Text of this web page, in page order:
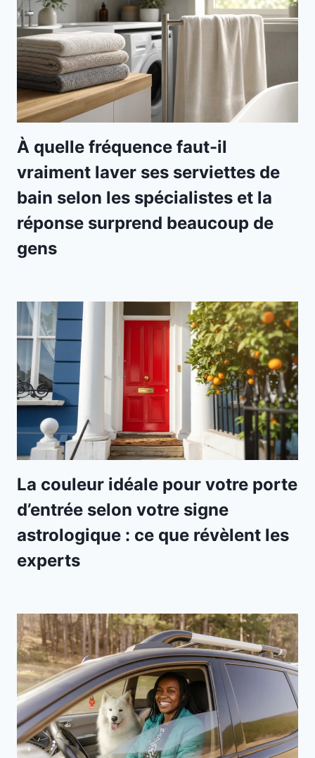
À quelle fréquence faut-il
vraiment laver ses serviettes de
bain selon les spécialistes et la
réponse surprend beaucoup de
gens
La couleur idéale pour votre porte
d’entrée selon votre signe
astrologique : ce que révèlent les
experts